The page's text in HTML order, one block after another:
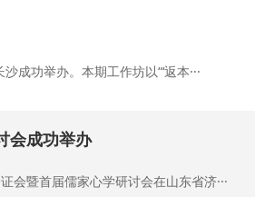
功举办。本期工作坊以“‘返本···
会成功举办
暨首届儒家心学研讨会在山东省济···